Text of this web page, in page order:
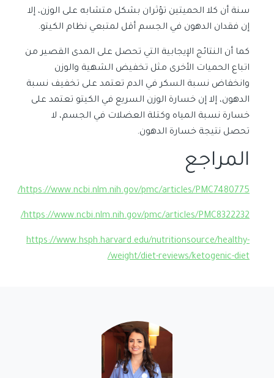
سنة أن كلا الحميتين تؤثران بشكل متشابه على الوزن، إلا
إن فقدان الدهون في الجسم أقل لمتبعي نظام الكيتو.
كما أن النتائج الإيجابية التي تحصل على المدى القصير من
اتباع الحميات الأخرى مثل تخفيض الشهية والوزن
وانخفاض نسبة السكر في الدم تعتمد على تخفيف نسبة
الدهون، إلا إن خسارة الوزن السريع في الكيتو تعتمد على
خسارة نسبة المياه وكتلة العضلات في الجسم، لا
تحصل نتيجة خسارة الدهون.
المراجع
https://www.ncbi.nlm.nih.gov/pmc/articles/PMC7480775/
https://www.ncbi.nlm.nih.gov/pmc/articles/PMC8322232/
https://www.hsph.harvard.edu/nutritionsource/healthy-
weight/diet-reviews/ketogenic-diet/